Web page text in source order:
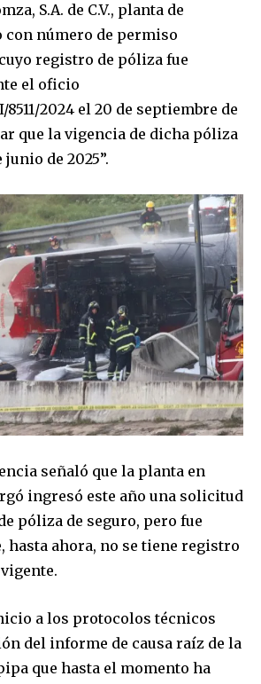
S.A. de C.V., planta de
con número de permiso
cuyo registro de póliza fue
el oficio
8511/2024 el 20 de septiembre de
que la vigencia de dicha póliza
de 2025”.
señaló que la planta en
ingresó este año una solicitud
póliza de seguro, pero fue
hasta ahora, no se tiene registro
a los protocolos técnicos
del informe de causa raíz de la
que hasta el momento ha